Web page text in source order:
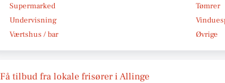
Supermarked
Tømrer
Undervisning
Værtshus / bar
Øvrige
Få tilbud fra lokale frisører i Allinge